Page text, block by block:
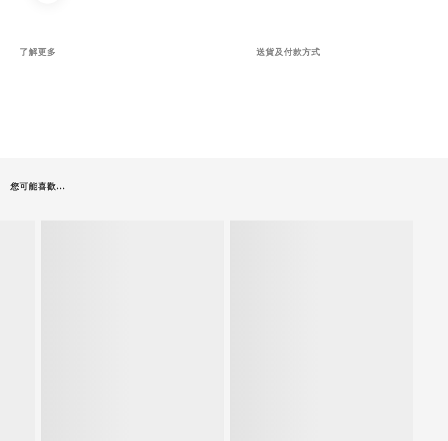
了解更多 送貨及付款方式
您可能喜歡...